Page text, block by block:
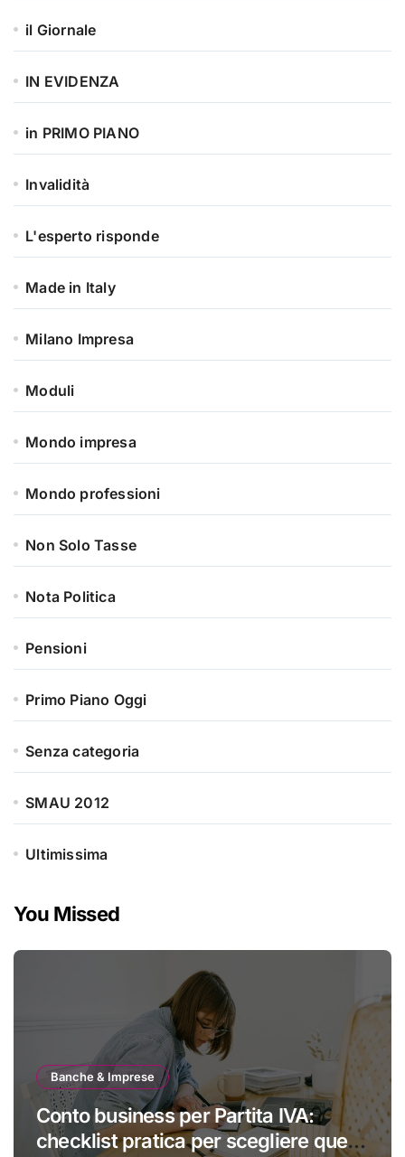
il Giornale
IN EVIDENZA
in PRIMO PIANO
Invalidità
L'esperto risponde
Made in Italy
Milano Impresa
Moduli
Mondo impresa
Mondo professioni
Non Solo Tasse
Nota Politica
Pensioni
Primo Piano Oggi
Senza categoria
SMAU 2012
Ultimissima
You Missed
Banche & Imprese
Conto business per Partita IVA:
checklist pratica per scegliere quello